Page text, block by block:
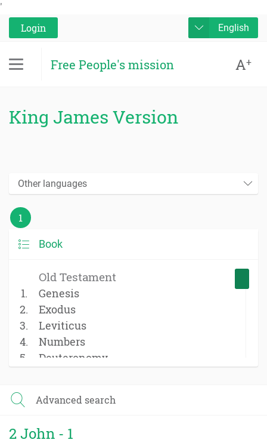
'
Login
English
Free People's mission A+
King James Version
Other languages
1
Book
Old Testament
Genesis
Exodus
Leviticus
Numbers
Deuteronomy
Ruth
2 Samuel
Advanced search
2 John - 1